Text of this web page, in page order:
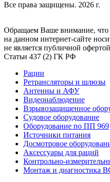
Все права защищены. 2026 г.
Обращаем Ваше внимание, что
на данном интернет-сайте
не является публичной
Статьи 437 (2) ГК РФ
Рации
Ретрансляторы и шлюзы
Антенны и АФУ
Видеонаблюдение
Взрывозащищенное
Судовое оборудование
Оборудование по ПП 969
Источники питания
Досмотровое
Аксессуары для раций
Контрольно-
Монтаж и диагностика